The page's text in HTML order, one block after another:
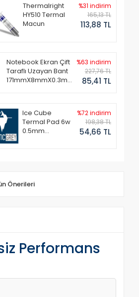
Thermalright
HY510 Termal
Macun
%31 indirim
165,13 TL
113,88 TL
Notebook Ekran Çift
Taraflı Uzayan Bant
171mmX8mmX0.3mm
%63 indirim
227,76 TL
85,41 TL
Ice Cube
Termal Pad 6w
0.5mm
%72 indirim
198,38 TL
54,66 TL
Önerileri
Performans